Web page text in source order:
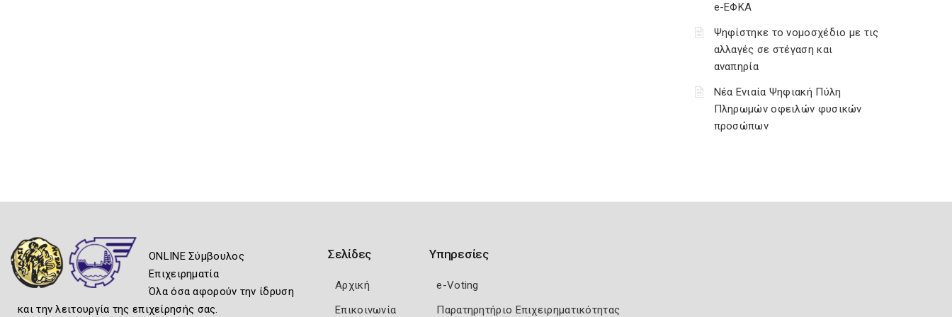
e-ΕΦΚΑ
Ψηφίστηκε το νομοσχέδιο με τις
αλλαγές σε στέγαση και
αναπηρία
Νέα Ενιαία Ψηφιακή Πύλη
Πληρωμών οφειλών φυσικών
προσώπων
ONLINE Σύμβουλος
Επιχειρηματία
Όλα όσα αφορούν την ίδρυση
και την λειτουργία της επιχείρησής σας.
Σελίδες
Αρχική
Επικοινωνία
Υπηρεσίες
e-Voting
Παρατηρητήριο Επιχειρηματικότητας